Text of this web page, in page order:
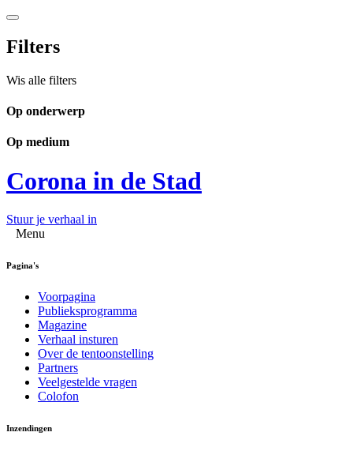
Filters
Wis alle filters
Op onderwerp
Op medium
Corona in de Stad
Stuur je verhaal in
Menu
Pagina's
Voorpagina
Publieksprogramma
Magazine
Verhaal insturen
Over de tentoonstelling
Partners
Veelgestelde vragen
Colofon
Inzendingen